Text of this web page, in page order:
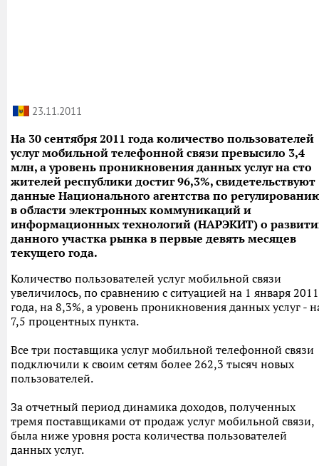
23.11.2011
На 30 сентября 2011 года количество пользователей
услуг мобильной телефонной связи превысило 3,4
млн, а уровень проникновения данных услуг на сто
жителей республики достиг 96,3%, свидетельствуют
данные Национального агентства по
в области электронных коммуникаций и
информационных технологий (НАРЭКИТ) о
данного участка рынка в первые девять месяцев
текущего года.
Количество пользователей услуг мобильной связи
увеличилось, по сравнению с ситуацией на 1 января 2011
года, на 8,3%, а уровень проникновения данных услуг -
7,5 процентных пункта.
Все три поставщика услуг мобильной телефонной связи
подключили к своим сетям более 262,3 тысяч новых
пользователей.
За отчетный период динамика доходов, полученных
тремя поставщиками от продаж услуг мобильной связи,
была ниже уровня роста количества пользователей
данных услуг.